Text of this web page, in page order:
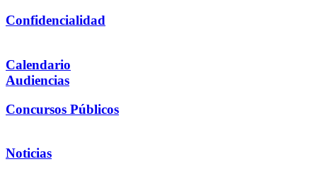
Confidencialidad
Calendario
Audiencias
Concursos Públicos
Noticias